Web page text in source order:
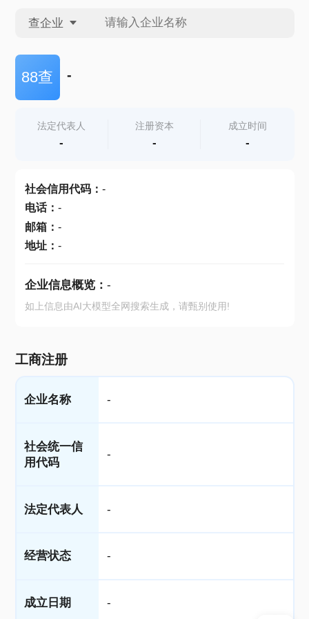
查企业
查企业
查产地
88查 -
法定代表人
-
注册资本
-
成立时间
-
社会信用代码： -
电话： -
邮箱： -
地址： -
企业信息概览： -
如上信息由AI大模型全网搜索生成，请甄别使用!
工商注册
企业名称 -
社会统一信
用代码
-
法定代表人 -
经营状态 -
成立日期 -